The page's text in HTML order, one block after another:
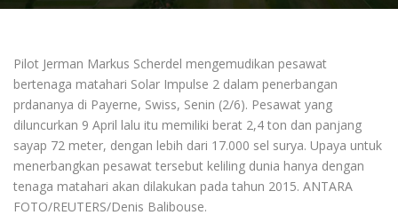
Pilot Jerman Markus Scherdel mengemudikan pesawat
bertenaga matahari Solar Impulse 2 dalam penerbangan
prdananya di Payerne, Swiss, Senin (2/6). Pesawat yang
diluncurkan 9 April lalu itu memiliki berat 2,4 ton dan panjang
sayap 72 meter, dengan lebih dari 17.000 sel surya. Upaya untuk
menerbangkan pesawat tersebut keliling dunia hanya dengan
tenaga matahari akan dilakukan pada tahun 2015. ANTARA
FOTO/REUTERS/Denis Balibouse.